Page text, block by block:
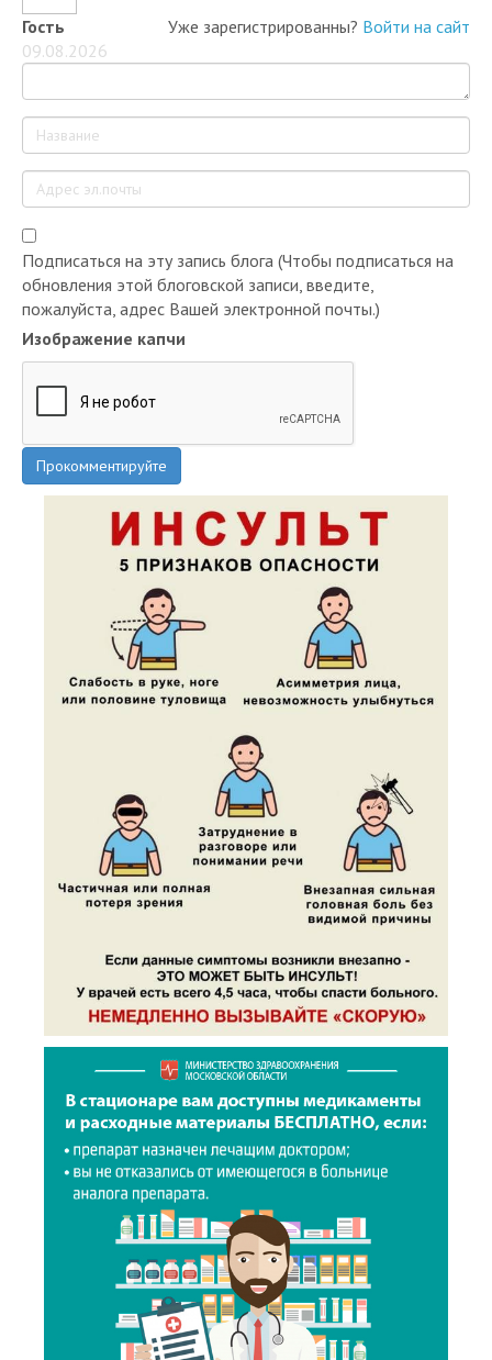
09.08.2026
Подписаться на эту запись блога (Чтобы подписаться на
обновления этой блоговской записи, введите,
пожалуйста, адрес Вашей электронной почты.)
Изображение капчи
Прокомментируйте